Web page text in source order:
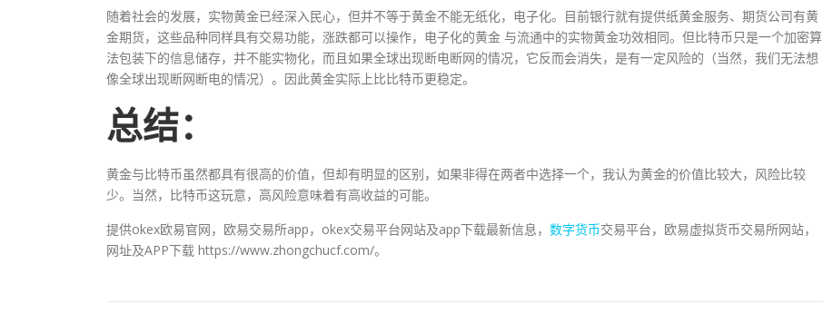
随着社会的发展，实物黄金已经深入民心，但并不等于黄金不能无纸化，电子化。目前银行就有提供纸黄金服务、期货公司有黄
金期货，这些品种同样具有交易功能，涨跌都可以操作，电子化的黄金 与流通中的实物黄金功效相同。但比特币只是一个加密算
法包装下的信息储存，并不能实物化，而且如果全球出现断电断网的情况，它反而会消失，是有一定风险的（当然，我们无法想
像全球出现断网断电的情况）。因此黄金实际上比比特币更稳定。
总结：
黄金与比特币虽然都具有很高的价值，但却有明显的区别，如果非得在两者中选择一个，我认为黄金的价值比较大，风险比较
少。当然，比特币这玩意，高风险意味着有高收益的可能。
提供okex欧易官网，欧易交易所app，okex交易平台网站及app下载最新信息， 数字货币交易平台，欧易虚拟货币交易所网站，
网址及APP下载 https://www.zhongchucf.com/。